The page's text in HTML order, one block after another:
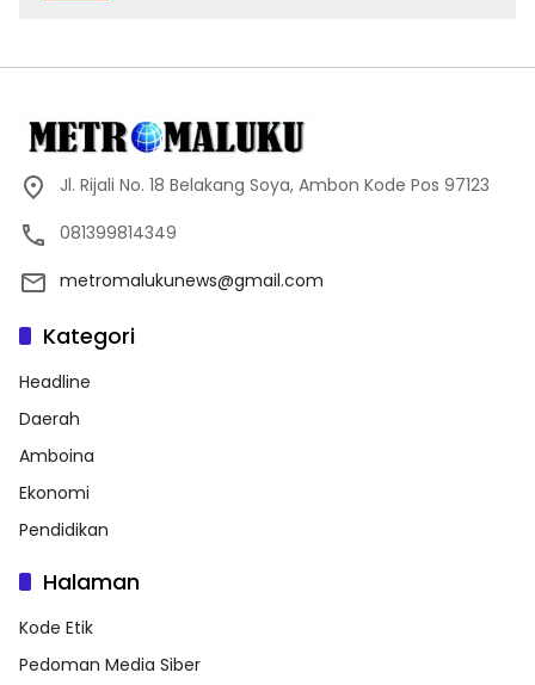
Jl. Rijali No. 18 Belakang Soya, Ambon Kode Pos 97123
081399814349
metromalukunews@gmail.com
Kategori
Headline
Daerah
Amboina
Ekonomi
Pendidikan
Halaman
Kode Etik
Pedoman Media Siber